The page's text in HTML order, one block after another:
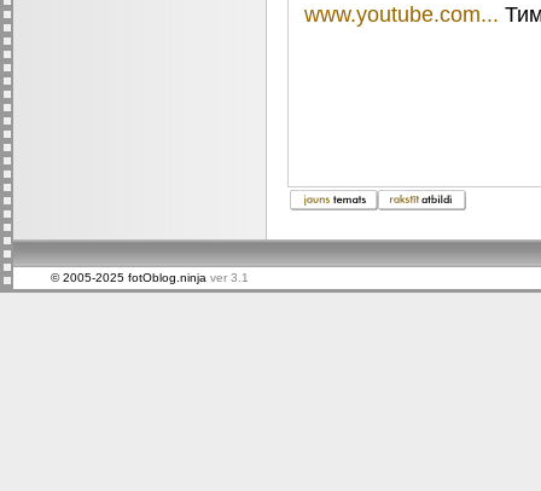
www.youtube.com...
© 2005-2025 fotOblog.ninja ver 3.1